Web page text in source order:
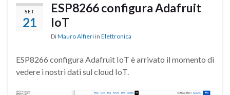
SET
21
ESP8266 configura Adafruit
IoT
DiMauro Alfieri in Elettronica
ESP8266 configura Adafruit IoT è arrivato il momento di
vedere i nostri dati sul cloud IoT.